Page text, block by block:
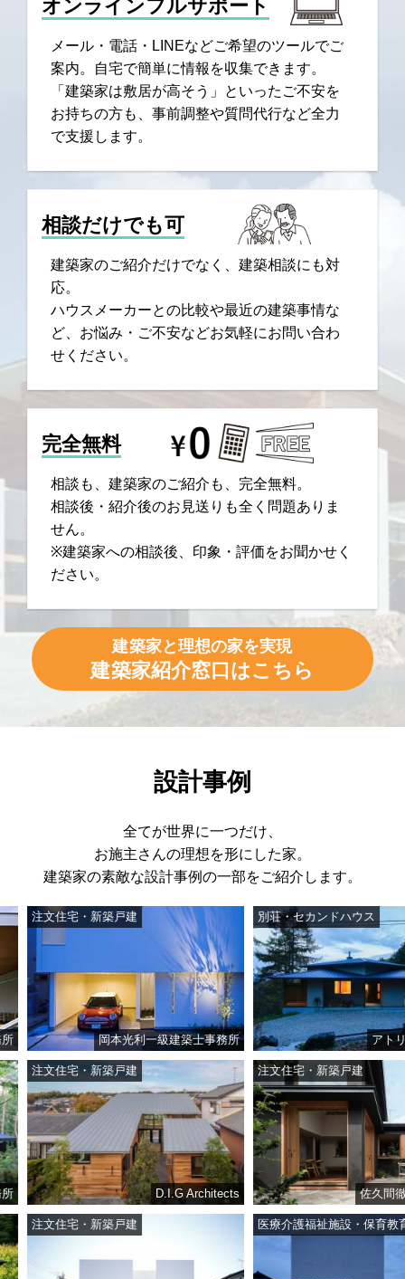
オンラインフルサポート
メール・電話・LINEなどご希望のツールでご
案内。自宅で簡単に情報を収集できます。
「建築家は敷居が高そう」といったご不安を
お持ちの方も、事前調整や質問代行など全力
で支援します。
相談だけでも可
建築家のご紹介だけでなく、建築相談にも対
応。
ハウスメーカーとの比較や最近の建築事情な
ど、お悩み・ご不安などお気軽にお問い合わ
せください。
完全無料
相談も、建築家のご紹介も、完全無料。
相談後・紹介後のお見送りも全く問題ありま
せん。
※建築家への相談後、印象・評価をお聞かせく
ださい。
建築家と理想の家を実現
建築家紹介窓口はこちら
設計事例
全てが世界に一つだけ、
お施主さんの理想を形にした家。
建築家の素敵な設計事例の一部をご紹介します。
注文住宅・新築戸建
岡本光利一級建築士事務所
別荘・セカンドハウス
アトリエ・
注文住宅・新築戸建
D.I.G Architects
注文住宅・新築戸建
佐久間徹設計
注文住宅・新築戸建 医療介護福祉施設・保育教育施設